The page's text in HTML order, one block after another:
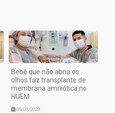
Bebê que não abria os
olhos faz transplante de
membrana amniótica no
HUEM
09/03/2023